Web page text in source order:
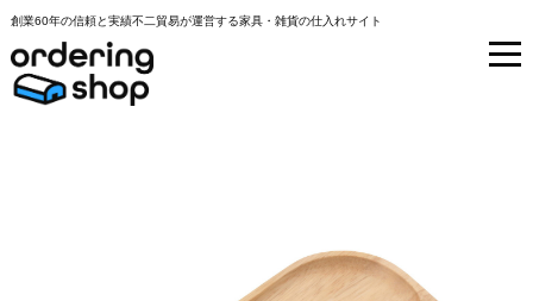
創業60年の信頼と実績不二貿易が運営する家具・雑貨の仕入れサイト